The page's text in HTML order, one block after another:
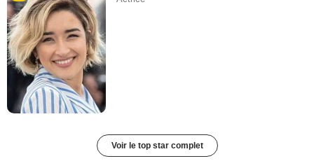
Voir le top star complet